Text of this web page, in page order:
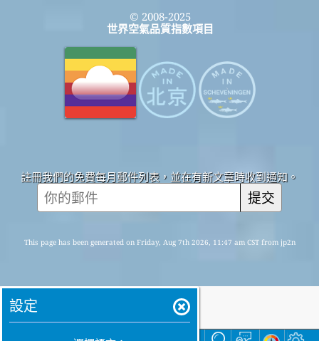
© 2008-2025
世界空氣品質指數項目
註冊我們的免費每月郵件列表，並在有新文章時收到通知。
提交
This page has been generated on Friday, Aug 7th 2026, 11:47 am CST from jp2n
設定